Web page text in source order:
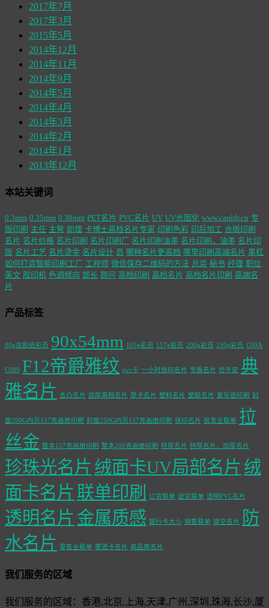
2017年7月
2017年3月
2015年5月
2014年12月
2014年11月
2014年9月
2014年5月
2014年4月
2014年3月
2014年2月
2014年1月
2013年12月
本站关键词
0.3mm 0.35mm 0.38mm PET名片 PVC名片 UV UV光固化 www.carddr.cn 专
版印刷 主任 主管 助理 卡博士高档名片专家 印刷色彩 印后加工 合版印刷
名片 名片价格 名片印刷 名片印刷厂 名片印刷油墨 名片印刷，油墨 名片印
版 名片工艺 名片烫金 名片设计 员 哪种名片更高档 哪里印刷高端名片 墨杠
如何打造智能印刷工厂 工程师 微信保存二维码的方法 总监 秘书 经理 职位
英文 胶印机 色调倾向 部长 顾问 高档印刷 高档名片 高档名片印刷 高端名
片
产品标签
80g双胶纸彩页 90x54mm 105g彩页 157g彩页 200g彩页 250g彩页 C00A
C009 F12帝爵雅纹 pvc卡 一小时快印名片 专版名片 仿牛皮 典
雅名片 击凸名片 加厚高档名片 厚卡名片 塑料名片 塑胶名片 复写纸印刷 封
面200G内页157克画册印刷 封面250G内页157克画册印刷 快印名片 批发业联单 拉
丝金 整本157克画册印刷 整本200克画册印刷 特厚名片 特厚名片，加厚名片
珍珠光名片 绒面卡UV局部名片 绒
面卡名片 联单印刷 订货联单 送货联单 透明PVC名片
透明名片 金属质感 银行卡大小 销售联单 镂空名片
防
水名片 零售业联单 雾透卡名片 高品质名片
我们服务的区域
我们服务的区域：香港,北京,上海,天津,广州,深圳,珠海,长沙,厦